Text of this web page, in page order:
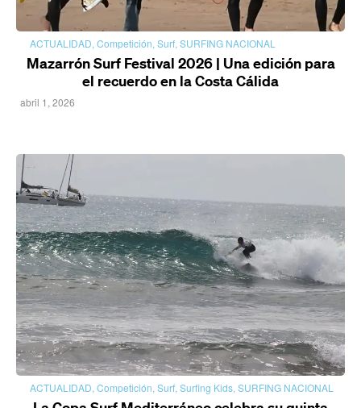
ACTUALIDAD, Competición, Surf, SURFING NACIONAL
Mazarrón Surf Festival 2026 | Una edición para
el recuerdo en la Costa Cálida
abril 1, 2026
ACTUALIDAD, Competición, Surf, Surfing Kids, SURFING NACIONAL